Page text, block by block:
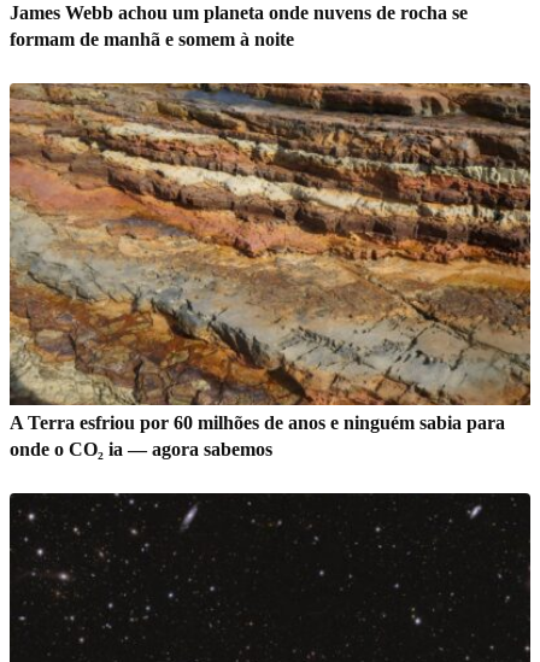
James Webb achou um planeta onde nuvens de rocha se
formam de manhã e somem à noite
A Terra esfriou por 60 milhões de anos e ninguém sabia para
onde o CO₂ ia — agora sabemos